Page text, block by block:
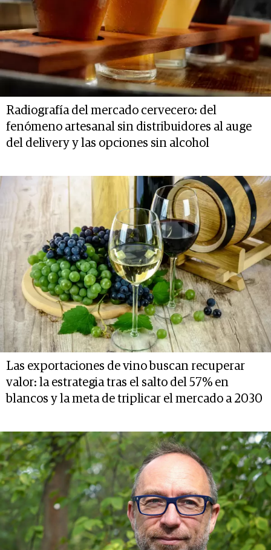
Radiografía del mercado cervecero: del
fenómeno artesanal sin distribuidores al auge
del delivery y las opciones sin alcohol
Las exportaciones de vino buscan recuperar
valor: la estrategia tras el salto del 57% en
blancos y la meta de triplicar el mercado a 2030